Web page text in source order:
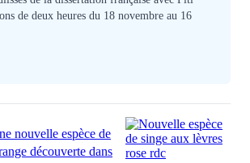
de deux heures du 18 novembre au 16
nouvelle espèce de
découverte dans